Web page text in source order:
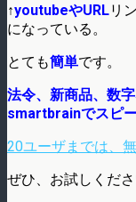
↑youtubeやURLリ
になっている。
とても簡単です。
法令、新商品、数
smartbrainでスピ
20ユーザまでは、
ぜひ、お試しくださ